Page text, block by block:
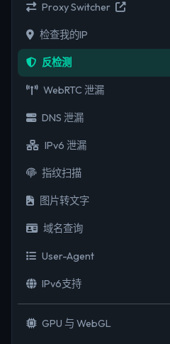
Proxy Switcher
检查我的IP
反检测
WebRTC 泄漏
DNS 泄漏
IPv6 泄漏
指纹扫描
图片转文字
域名查询
User-Agent
IPv6支持
GPU 与 WebGL